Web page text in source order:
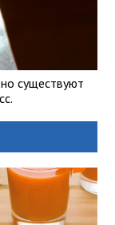
существуют